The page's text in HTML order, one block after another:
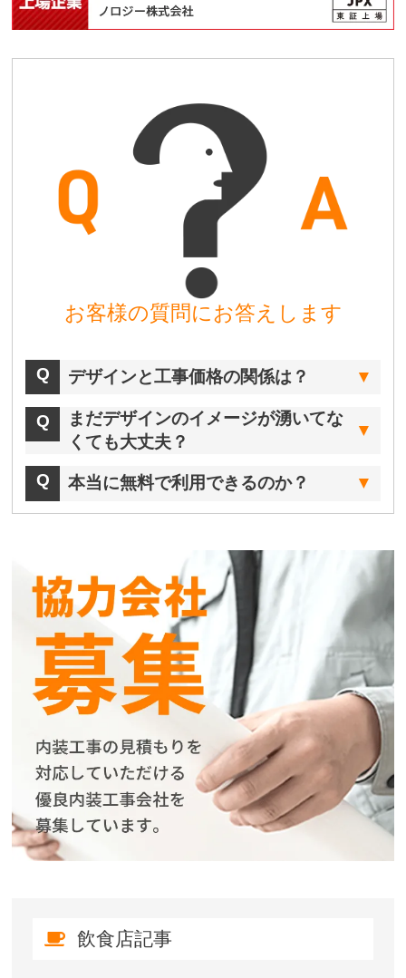
お客様の質問にお答えします
デザインと工事価格の関係は？
まだデザインのイメージが湧いてな
くても大丈夫？
本当に無料で利用できるのか？
飲食店記事